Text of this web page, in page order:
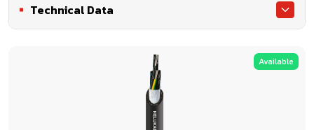
Technical Data
Available